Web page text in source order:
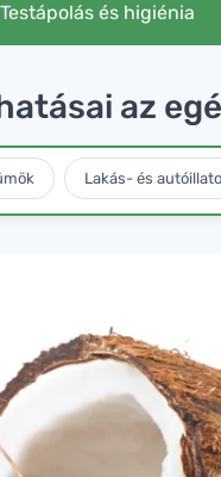
Testápolás és higiénia
az
Lakás- és